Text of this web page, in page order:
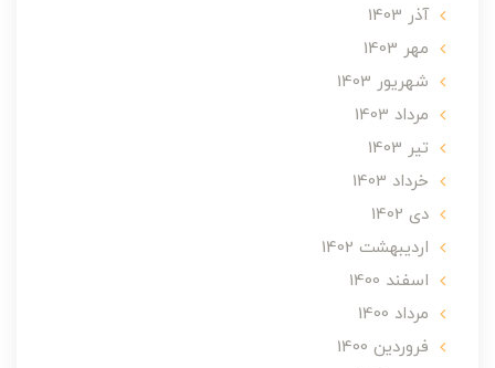
آذر 1403
مهر 1403
شهریور 1403
مرداد 1403
تير 1403
خرداد 1403
دی 1402
ارديبهشت 1402
اسفند 1400
مرداد 1400
فروردین 1400